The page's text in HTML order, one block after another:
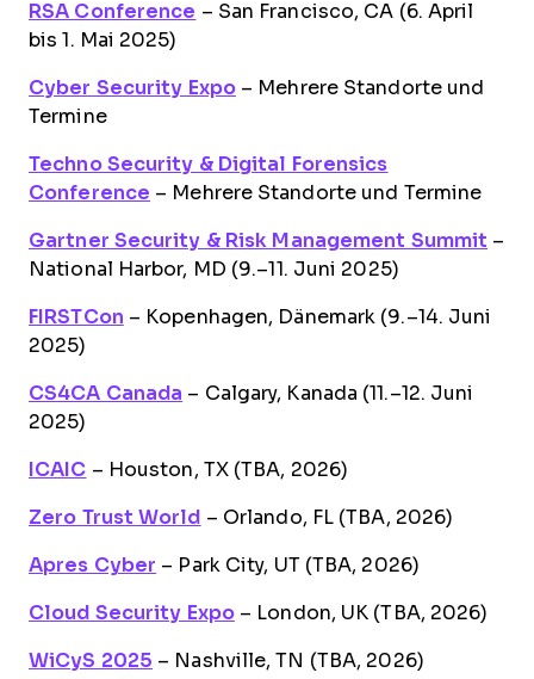
RSA Conference – San Francisco, CA (6. April
bis 1. Mai 2025)
Cyber Security Expo– Mehrere Standorte und
Termine
Techno Security & Digital Forensics
Conference – Mehrere Standorte und Termine
Gartner Security & Risk Management Summit –
National Harbor, MD (9.–11. Juni 2025)
FIRSTCon – Kopenhagen, Dänemark (9.–14. Juni
2025)
CS4CA Canada – Calgary, Kanada (11.–12. Juni
2025)
ICAIC – Houston, TX (TBA, 2026)
Zero Trust World – Orlando, FL (TBA, 2026)
Apres Cyber – Park City, UT (TBA, 2026)
Cloud Security Expo– London, UK (TBA, 2026)
WiCyS 2025 – Nashville, TN (TBA, 2026)